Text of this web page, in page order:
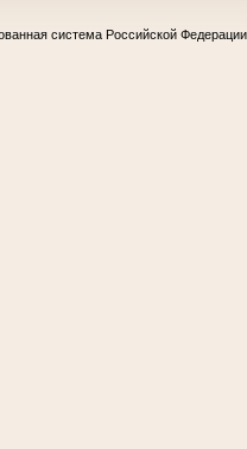
система Российской